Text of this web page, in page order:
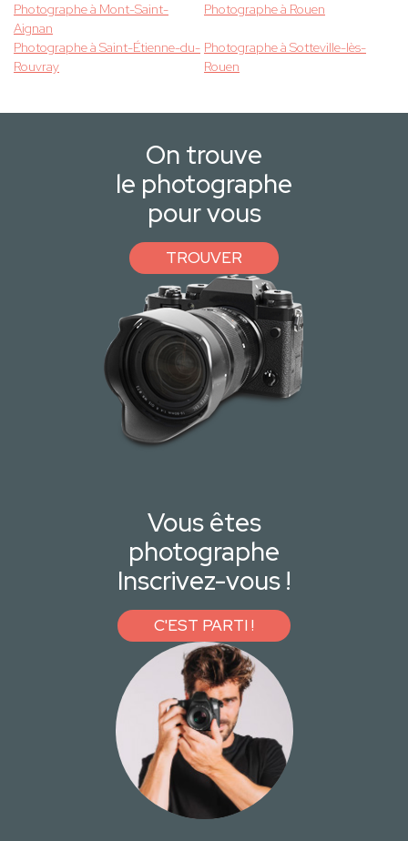
Photographe à Mont-Saint-
Aignan
Photographe à Rouen
Photographe à Saint-Étienne-du-
Rouvray
Photographe à Sotteville-lès-
Rouen
On trouve
le photographe
pour vous
TROUVER
Vous êtes
photographe
Inscrivez-vous !
C'EST PARTI !